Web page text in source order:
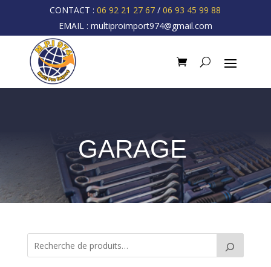
CONTACT :06 92 21 27 67 /06 93 45 99 88
EMAIL : multiproimport974@gmail.com
GARAGE